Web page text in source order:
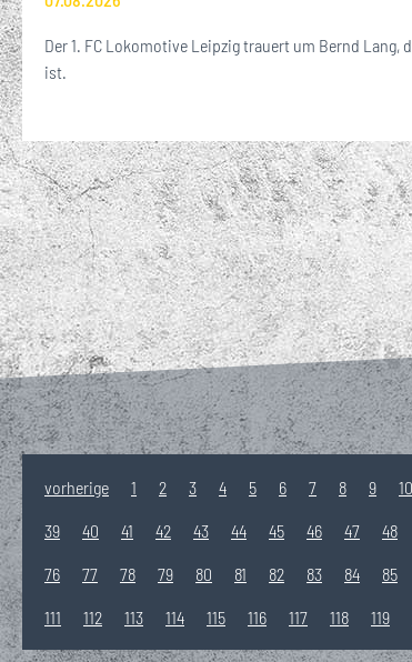
Der 1. FC Lokomotive Leipzig trauert um Bernd Lang,
ist.
vorherige 1 2 3 4 5 6 7 8 9 10
39 40 41 42 43 44 45 46 47 48
76 77 78 79 80 81 82 83 84 85
111 112 113 114 115 116 117 118 119